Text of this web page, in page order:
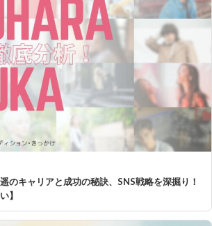
のキャリアと成功の秘訣、SNS戦略を深掘り！
】